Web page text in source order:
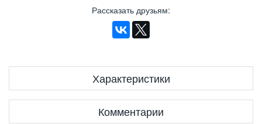
Рассказать друзьям:
Характеристики
Комментарии